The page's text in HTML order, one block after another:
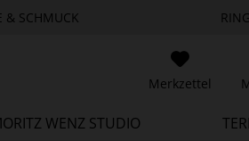
& SCHMUCK
Merkzettel
WENZ STUDIO